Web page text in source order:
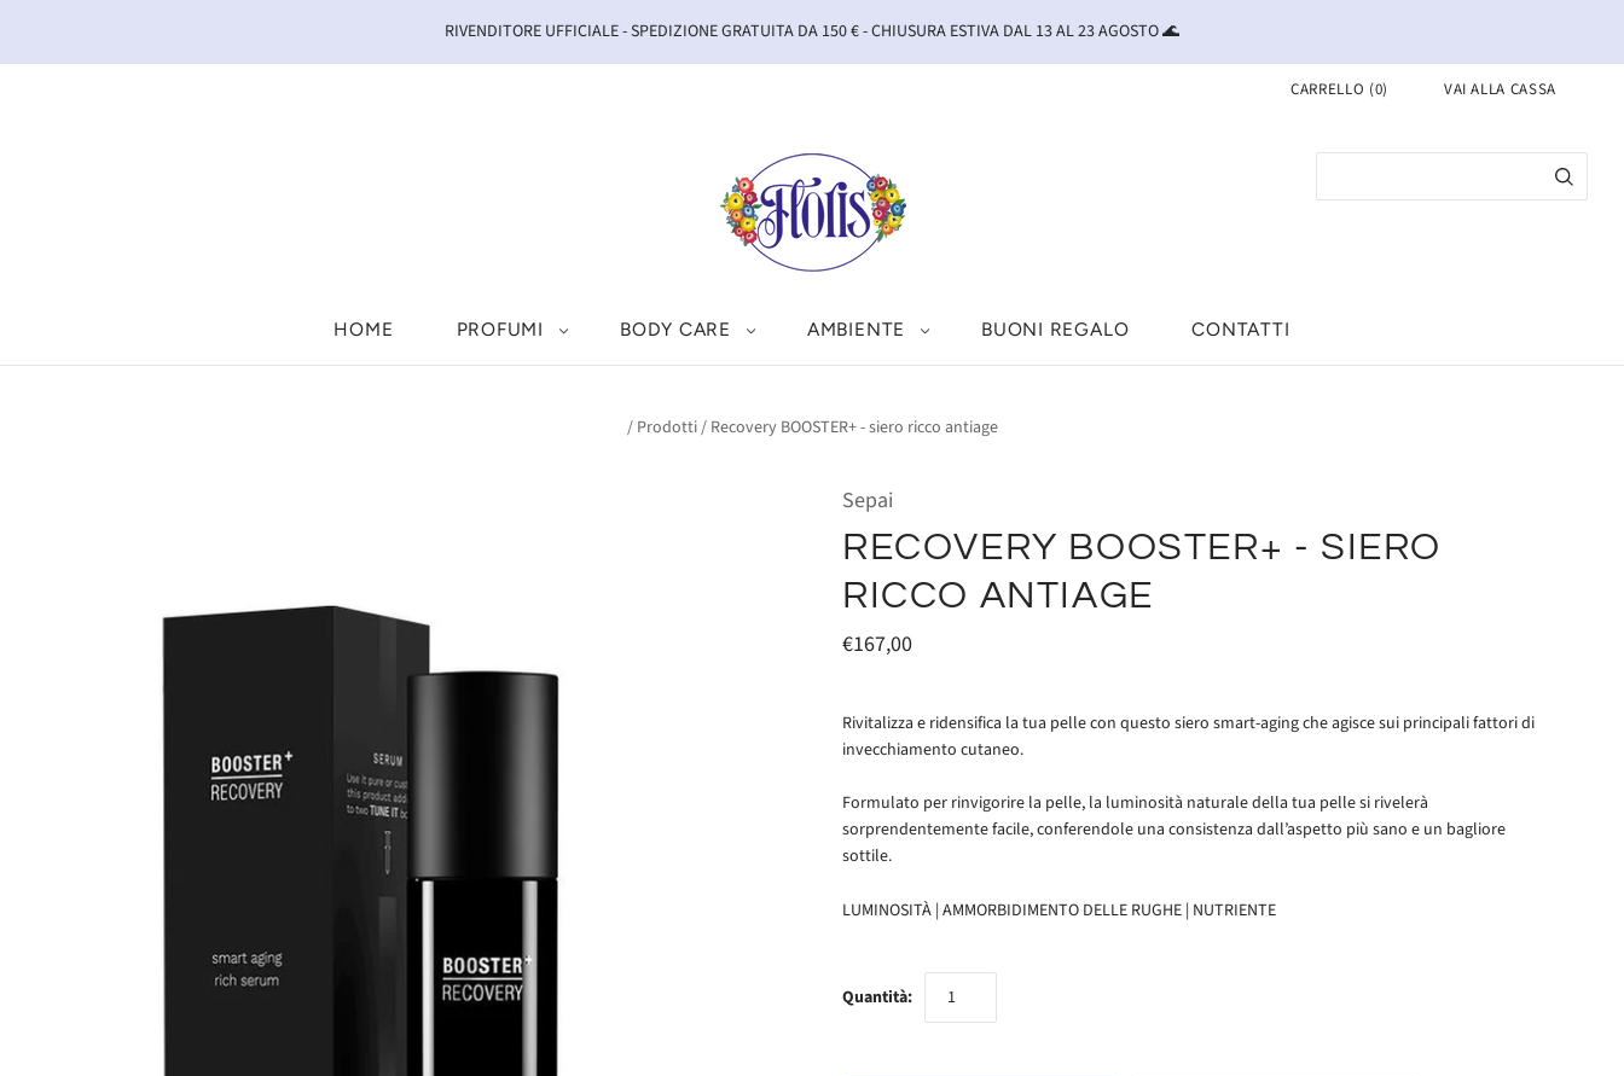
RIVENDITORE UFFICIALE - SPEDIZIONE GRATUITA DA 150 € - CHIUSURA ESTIVA DAL 13 AL 23 AGOSTO 🌊
CARRELLO (0) VAI ALLA CASSA
HOME PROFUMI BODY CARE AMBIENTE BUONI REGALO CONTATTI
/ Prodotti/ Recovery BOOSTER+ - siero ricco antiage
Sepai
RECOVERY BOOSTER+ - SIERO
RICCO ANTIAGE
€167,00
Rivitalizza e ridensifica la tua pelle con questo siero smart-aging che agisce sui principali fattori di
invecchiamento cutaneo.
Formulato per rinvigorire la pelle, la luminosità naturale della tua pelle si rivelerà
sorprendentemente facile, conferendole una consistenza dall’aspetto più sano e un bagliore
sottile.
LUMINOSITÀ | AMMORBIDIMENTO DELLE RUGHE | NUTRIENTE
Quantità: